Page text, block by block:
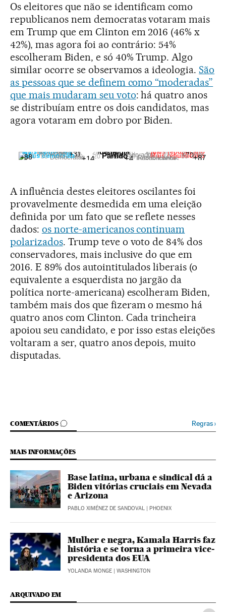
Os eleitores que não se identificam como
republicanos nem democratas votaram mais
em Trump que em Clinton em 2016 (46% x
42%), mas agora foi ao contrário: 54%
escolheram Biden, e só 40% Trump. Algo
similar ocorre se observamos a ideologia.São
as pessoas que se definem como “moderadas”
que mais mudaram seu voto: há quatro anos
se distribuíam entre os dois candidatos, mas
agora votaram em dobro por Biden.
Ideologia
Mais democrata Mais republicano
100 80 60 40 20 0% 20 40 60 80 100
Liberal+31 +12
Moderado +70
Conservador
Partido
Mais democrata Mais republicano
100 80 60 40 20 0% 20 40 60 80 100
+88 Democratas +87
Republicanos
+14 +4 Independentes
A influência destes eleitores oscilantes foi
provavelmente desmedida em uma eleição
definida por um fato que se reflete nesses
dados: os norte-americanos continuam
polarizados. Trump teve o voto de 84% dos
conservadores, mais inclusive do que em
2016. E 89% dos autointitulados liberais (o
equivalente a esquerdista no jargão da
política norte-americana) escolheram Biden,
também mais dos que fizeram o mesmo há
quatro anos com Clinton. Cada trincheira
apoiou seu candidato, e por isso estas eleições
voltaram a ser, quatro anos depois, muito
disputadas.
COMENTÁRIOS
COMENTÁRIOS Regras›
MAIS INFORMAÇÕES
Base latina, urbana e sindical dá a
Biden vitórias cruciais em Nevada
e Arizona
PABLO XIMÉNEZ DE SANDOVAL | PHOENIX
Mulher e negra, Kamala Harris faz
história e se torna a primeira vice-
presidenta dos EUA
YOLANDA MONGE | WASHINGTON
ARQUIVADO EM